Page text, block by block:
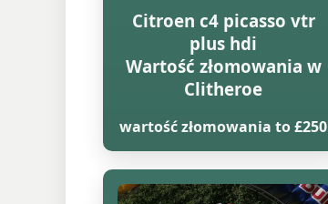
Citroen c4 picasso vtr
plus hdi
Wartość złomowania w
Clitheroe
wartość złomowania to £250